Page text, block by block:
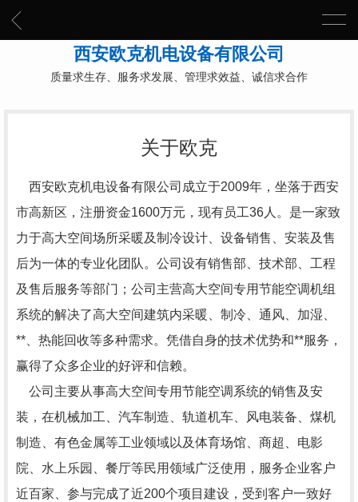
西安欧克机电设备有限公司
质量求生存、服务求发展、管理求效益、诚信求合作
关于欧克
西安欧克机电设备有限公司成立于2009年，坐落于西安
市高新区，注册资金1600万元，现有员工36人。是一家致
力于高大空间场所采暖及制冷设计、设备销售、安装及售
后为一体的专业化团队。公司设有销售部、技术部、工程
及售后服务等部门；公司主营高大空间专用节能空调机组
系统的解决了高大空间建筑内采暖、制冷、通风、加湿、
**、热能回收等多种需求。凭借自身的技术优势和**服务，
赢得了众多企业的好评和信赖。
公司主要从事高大空间专用节能空调系统的销售及安
装，在机械加工、汽车制造、轨道机车、风电装备、煤机
制造、有色金属等工业领域以及体育场馆、商超、电影
院、水上乐园、餐厅等民用领域广泛使用，服务企业客户
近百家、参与完成了近200个项目建设，受到客户一致好